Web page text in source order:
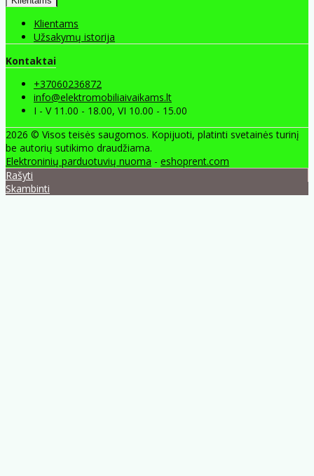
Klientams
Užsakymų istorija
Kontaktai
+37060236872
info@elektromobiliaivaikams.lt
I - V 11.00 - 18.00, VI 10.00 - 15.00
2026 © Visos teisės saugomos. Kopijuoti, platinti svetainės turinį
be autorių sutikimo draudžiama.
Elektroninių parduotuvių nuoma - eshoprent.com
Rašyti
Skambinti